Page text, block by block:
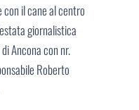
il cane al centro
giornalistica
Ancona con nr.
Roberto